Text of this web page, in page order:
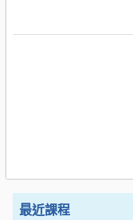
最近課程